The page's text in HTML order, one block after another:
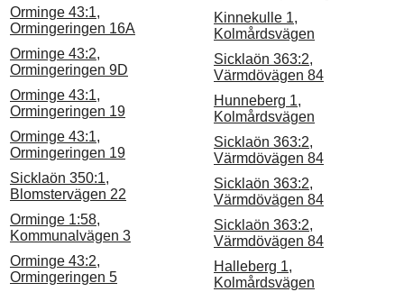
Orminge 43:1,
Ormingeringen 16A
Orminge 43:2,
Ormingeringen 9D
Orminge 43:1,
Ormingeringen 19
Orminge 43:1,
Ormingeringen 19
Sicklaön 350:1,
Blomstervägen 22
Orminge 1:58,
Kommunalvägen 3
Orminge 43:2,
Ormingeringen 5
Kinnekulle 1,
Kolmårdsvägen
Sicklaön 363:2,
Värmdövägen 84
Hunneberg 1,
Kolmårdsvägen
Sicklaön 363:2,
Värmdövägen 84
Sicklaön 363:2,
Värmdövägen 84
Sicklaön 363:2,
Värmdövägen 84
Halleberg 1,
Kolmårdsvägen